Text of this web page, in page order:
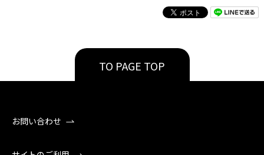
TO PAGE TOP
お問い合わせ